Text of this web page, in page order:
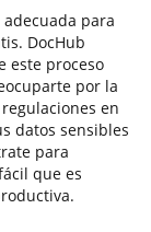
para
DocHub
este proceso
por la
en
datos sensibles
para
que es